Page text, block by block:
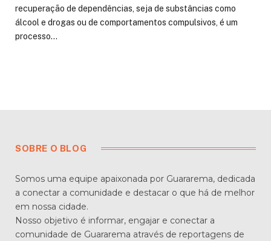
recuperação de dependências, seja de substâncias como
álcool e drogas ou de comportamentos compulsivos, é um
processo…
SOBRE O BLOG
Somos uma equipe apaixonada por Guararema, dedicada
a conectar a comunidade e destacar o que há de melhor
em nossa cidade.
Nosso objetivo é informar, engajar e conectar a
comunidade de Guararema através de reportagens de